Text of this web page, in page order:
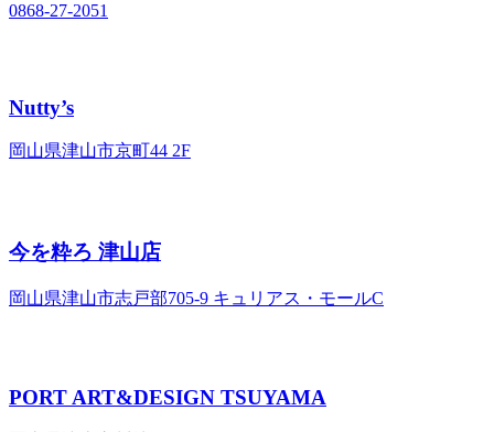
0868-27-2051
Nutty’s
岡山県津山市京町44 2F
今を粋ろ 津山店
岡山県津山市志戸部705-9 キュリアス・モールC
PORT ART&DESIGN TSUYAMA